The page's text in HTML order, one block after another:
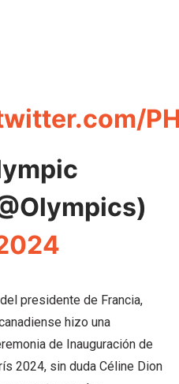
presidente de Francia,
hizo una
de Inauguración de
2024, sin duda Céline Dion